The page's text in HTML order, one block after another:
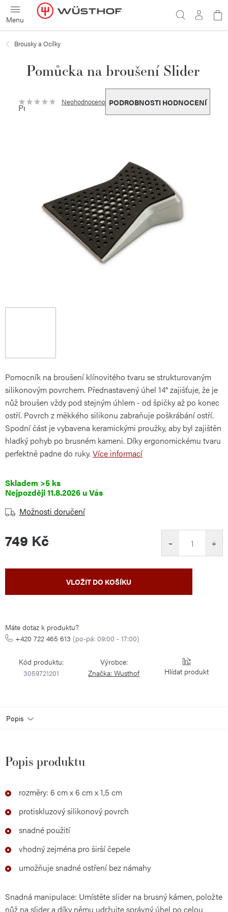
Přejít
na
obsah
Brousky a Ocílky
Pomůcka na broušení Slider
Průměrné
hodnocení
Neohodnoceno PODROBNOSTI HODNOCENÍ
Pomocník na broušení klínovitého tvaru se strukturovaným
silikonovým povrchem. Přednastavený úhel 14° zajišťuje, že je
nůž broušen vždy pod stejným úhlem - od špičky až po konec
ostří. Povrch z měkkého silikonu zabraňuje poškrábání ostří.
Spodní část je vybavena keramickými proužky, aby byl zajištěn
hladký pohyb po brusném kameni. Díky ergonomickému tvaru
perfektně padne do ruky. Více informací
Skladem >5 ks
11.8.2026
Možnosti doručení
749 Kč +
−
VLOŽIT DO KOŠÍKU
Máte dotaz k produktu?
+420 722 465 613 (po-pá: 09:00 - 17:00)
Kód produktu:
3059721201
Výrobce:
Značka:Wusthof Hlídat
Popis
Popis produktu
rozměry: 6 cm x 6 cm x 1,5 cm
protiskluzový silikonový povrch
snadné použití
vhodný zejména pro širší čepele
umožňuje snadné ostření bez námahy
Snadná manipulace: Umístěte slider na brusný kámen, položte
nůž na slider a díky němu udržujte správný úhel po celou